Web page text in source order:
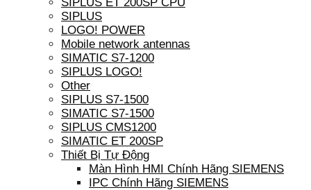
SIPLUS
LOGO! POWER
Mobile network antennas
SIMATIC S7-1200
SIPLUS LOGO!
Other
SIPLUS S7-1500
SIMATIC S7-1500
SIPLUS CMS1200
SIMATIC ET 200SP
Thiết Bị Tự Động
Màn Hình HMI Chính Hãng SIEMENS
IPC Chính Hãng SIEMENS